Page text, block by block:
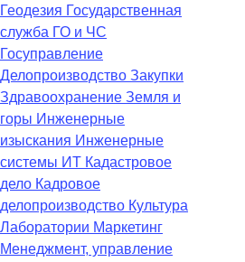
Геодезия Государственная
служба ГО и ЧС
Госуправление
Делопроизводство Закупки
Здравоохранение Земля и
горы Инженерные
изыскания Инженерные
системы ИТ Кадастровое
дело Кадровое
делопроизводство Культура
Лаборатории Маркетинг
Менеджмент, управление